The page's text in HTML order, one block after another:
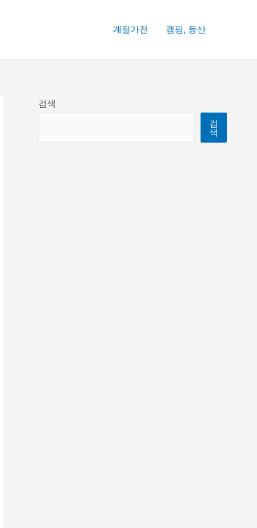
계절가전 캠핑, 등산
검색
검
색